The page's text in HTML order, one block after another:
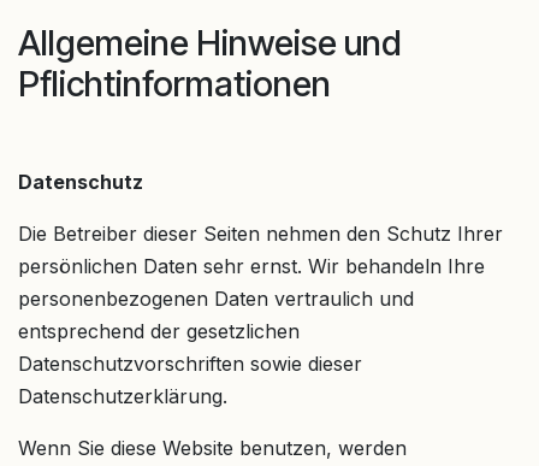
Allgemeine Hinweise und
Pflichtinformationen
Datenschutz
Die Betreiber dieser Seiten nehmen den Schutz Ihrer
persönlichen Daten sehr ernst. Wir behandeln Ihre
personenbezogenen Daten vertraulich und
entsprechend der gesetzlichen
Datenschutzvorschriften sowie dieser
Datenschutzerklärung.
Wenn Sie diese Website benutzen, werden